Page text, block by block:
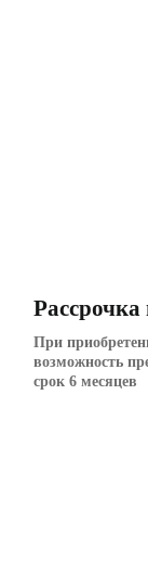
Рассрочка
При
возможность
срок 6 месяцев